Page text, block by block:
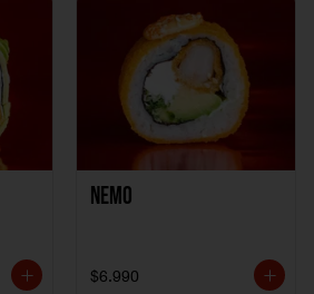
Nemo
$6.990